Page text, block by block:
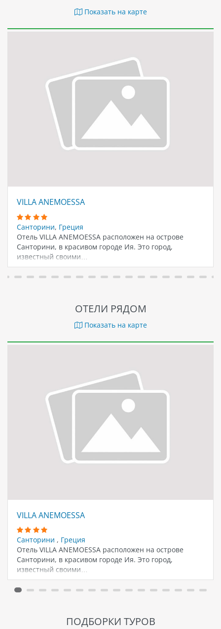
Показать на карте
VILLA ANEMOESSA
Санторини, Греция
Отель VILLA ANEMOESSA расположен на острове
Санторини, в красивом городе Ия. Это город,
известный своими…
ОТЕЛИ РЯДОМ
Показать на карте
VILLA ANEMOESSA
Санторини , Греция
Отель VILLA ANEMOESSA расположен на острове
Санторини, в красивом городе Ия. Это город,
известный своими…
ПОДБОРКИ ТУРОВ